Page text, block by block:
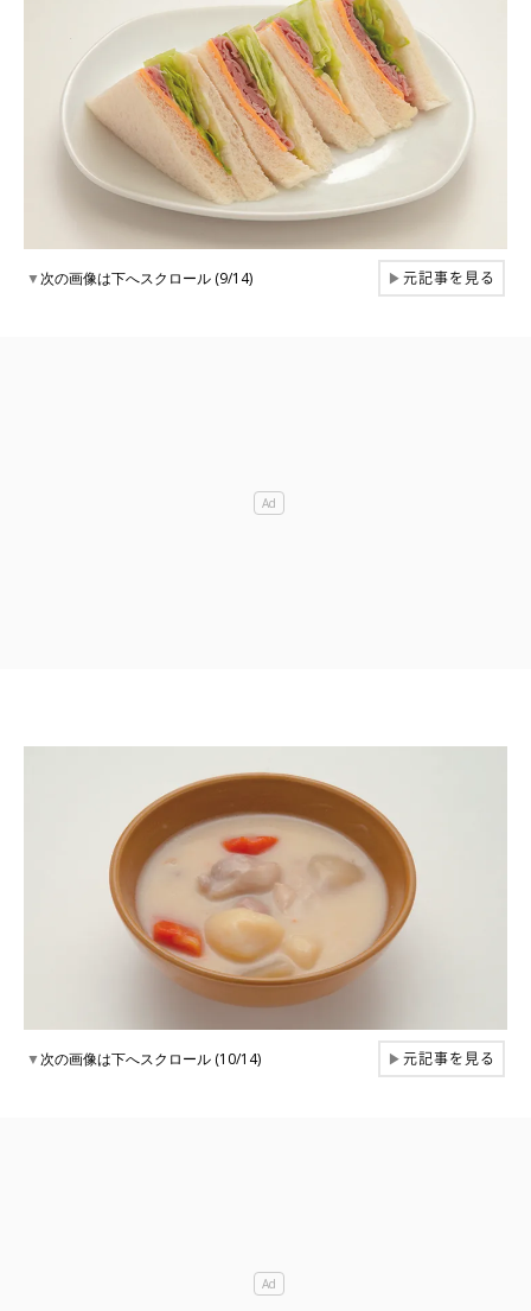
▼次の画像は下へスクロール (9/14) ▶元記事を見る
▼次の画像は下へスクロール (10/14) ▶元記事を見る